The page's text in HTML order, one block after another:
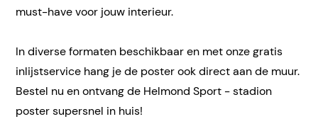
must-have voor jouw interieur.
In diverse formaten beschikbaar en met onze gratis
inlijstservice hang je de poster ook direct aan de muur.
Bestel nu en ontvang de Helmond Sport - stadion
poster supersnel in huis!